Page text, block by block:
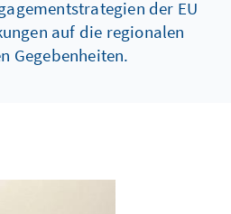
der EU
auf die regionalen
Gegebenheiten.